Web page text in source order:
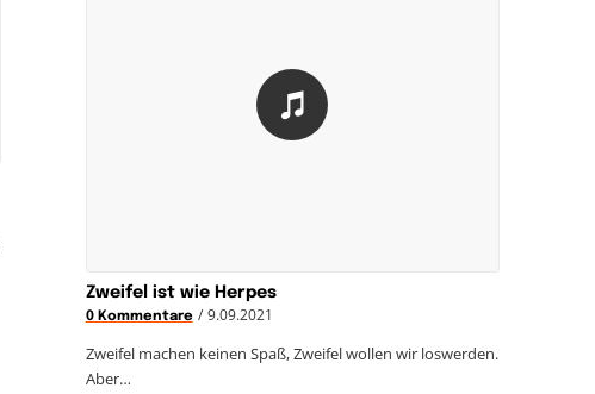
Zweifel ist wie Herpes
0 Kommentare / 9.09.2021
Zweifel machen keinen Spaß, Zweifel wollen wir loswerden.
Aber…